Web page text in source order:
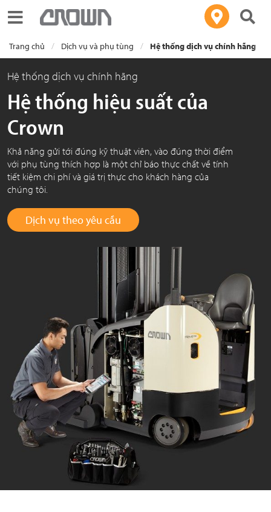
Toggle navigation
Trang chủ Dịch vụ và phụ tùng Hệ thống dịch vụ chính hãng
Hệ thống dịch vụ chính hãng
Hệ thống hiệu suất của
Crown
Khả năng gửi tới đúng kỹ thuật viên, vào đúng thời điểm
với phụ tùng thích hợp là một chỉ báo thực chất về tính
tiết kiệm chi phí và giá trị thực cho khách hàng của
chúng tôi.
Dịch vụ theo yêu cầu